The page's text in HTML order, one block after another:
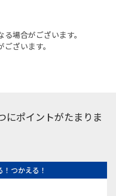
場合がございます。
ざいます。
にポイントがたまりま
つかえる！